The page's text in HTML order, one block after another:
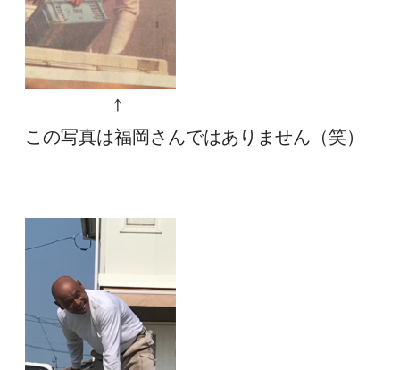
↑
この写真は福岡さんではありません（笑）